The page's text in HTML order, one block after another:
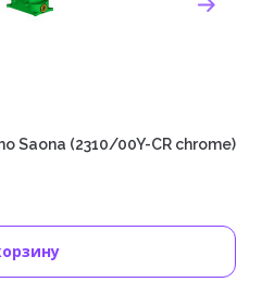
Saona (2310/00Y-CR chrome)